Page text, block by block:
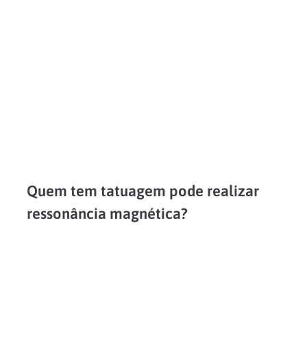
Quem tem tatuagem pode realizar
ressonância magnética?